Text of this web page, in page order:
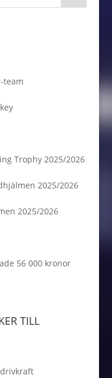
team
Trophy 2025/2026
2025/2026
2025/2026
56 000 kronor
TILL